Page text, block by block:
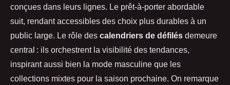
conçues dans leurs lignes. Le prêt-à-porter abordable
suit, rendant accessibles des choix plus durables à un
public large. Le rôle des calendriers de défilés demeure
central : ils orchestrent la visibilité des tendances,
inspirant aussi bien la mode masculine que les
collections mixtes pour la saison prochaine. On remarque